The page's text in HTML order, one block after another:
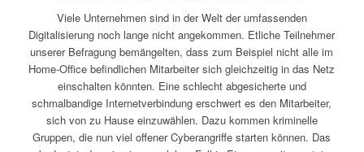
Viele Unternehmen sind in der Welt der umfassenden
Digitalisierung noch lange nicht angekommen. Etliche Teilnehmer
unserer Befragung bemängelten, dass zum Beispiel nicht alle im
Home-Office befindlichen Mitarbeiter sich gleichzeitig in das Netz
einschalten könnten. Eine schlecht abgesicherte und
schmalbandige Internetverbindung erschwert es den Mitarbeiter,
sich von zu Hause einzuwählen. Dazu kommen kriminelle
Gruppen, die nun viel offener Cyberangriffe starten können. Das